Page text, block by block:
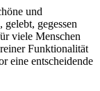
und
gegessen
viele Menschen
Funktionalität
eine entscheidende